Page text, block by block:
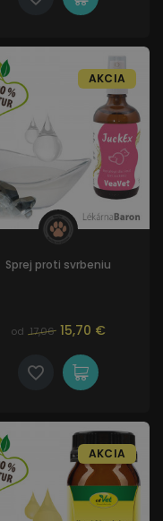
Sprej proti svrbeniu
od 17,06 15,70 €
AKCIA
AKCIA